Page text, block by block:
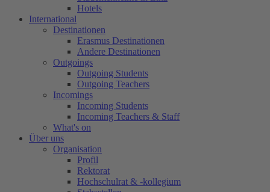
Hotels
International
Destinationen
Erasmus Destinationen
Andere Destinationen
Outgoings
Outgoing Students
Outgoing Teachers
Incomings
Incoming Students
Incoming Teachers & Staff
What's on
Über uns
Organisation
Profil
Rektorat
Hochschulrat & -kollegium